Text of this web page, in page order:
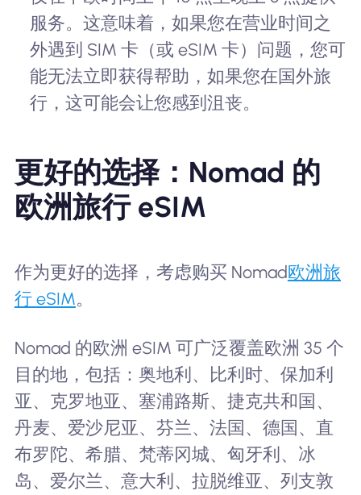
服务。这意味着，如果您在营业时间之
外遇到 SIM 卡（或 eSIM 卡）问题，您可
能无法立即获得帮助，如果您在国外旅
行，这可能会让您感到沮丧。
更好的选择：Nomad 的
欧洲旅行 eSIM
作为更好的选择，考虑购买 Nomad欧洲旅
行 eSIM。
Nomad 的欧洲 eSIM 可广泛覆盖欧洲 35 个
目的地，包括：奥地利、比利时、保加利
亚、克罗地亚、塞浦路斯、捷克共和国、
丹麦、爱沙尼亚、芬兰、法国、德国、直
布罗陀、希腊、梵蒂冈城、匈牙利、冰
岛、爱尔兰、意大利、拉脱维亚、列支敦